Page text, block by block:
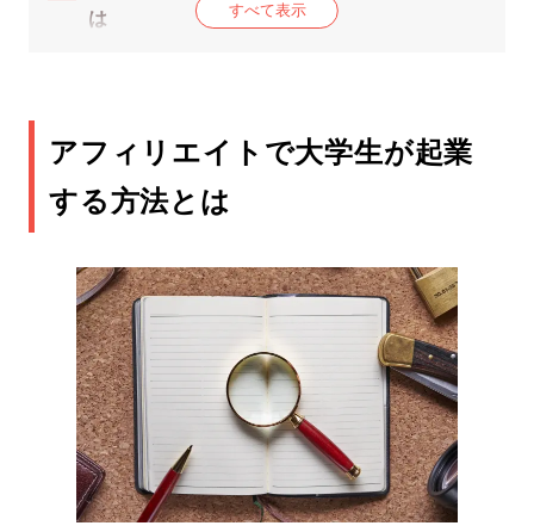
は
スキル1.ライティングスキル
スキル3.情報収集スキル
スキル4.問題解決・PDCAスキル
スキル5.マーケティング・Webマーケテ
ィングスキル
アフィリエイトスキルを伸ばすための4つの
方法
すべて表示
アフィリエイトで大学生が起業
する方法とは